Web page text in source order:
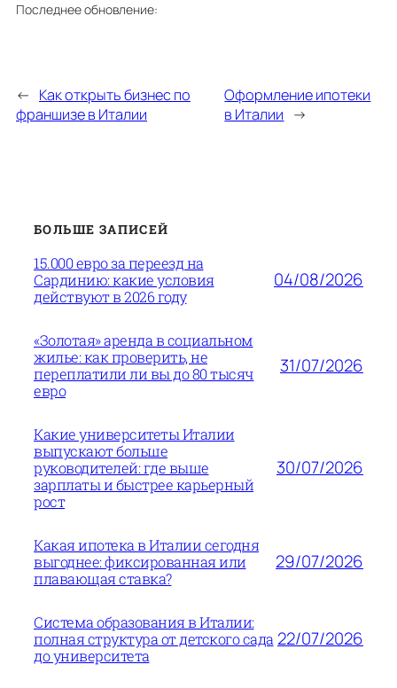
Последнее обновление:
← Как открыть бизнес по
франшизе в Италии
Оформление ипотеки
в Италии →
БОЛЬШЕ ЗАПИСЕЙ
15.000 евро за переезд на
Сардинию: какие условия
действуют в 2026 году
04/08/2026
«Золотая» аренда в социальном
жилье: как проверить, не
переплатили ли вы до 80 тысяч
евро
31/07/2026
Какие университеты Италии
выпускают больше
руководителей: где выше
зарплаты и быстрее карьерный
рост
30/07/2026
Какая ипотека в Италии сегодня
выгоднее: фиксированная или
плавающая ставка?
29/07/2026
Система образования в Италии:
полная структура от детского сада
до университета
22/07/2026